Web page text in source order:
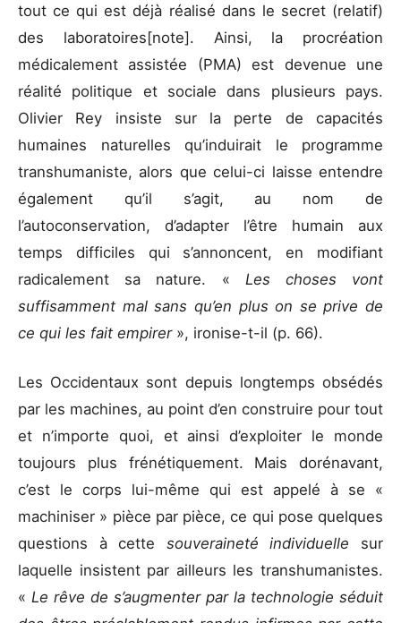
tout ce qui est déjà réalisé dans le secret (relatif)
des laboratoires[note]. Ainsi, la procréation
médicalement assistée (PMA) est devenue une
réalité politique et sociale dans plusieurs pays.
Olivier Rey insiste sur la perte de capacités
humaines naturelles qu’induirait le programme
transhumaniste, alors que celui-ci laisse entendre
également qu’il s’agit, au nom de
l’autoconservation, d’adapter l’être humain aux
temps difficiles qui s’annoncent, en modifiant
radicalement sa nature. « Les choses vont
suffisamment mal sans qu’en plus on se prive de
ce qui les fait empirer », ironise-t-il (p. 66).
Les Occidentaux sont depuis longtemps obsédés
par les machines, au point d’en construire pour tout
et n’importe quoi, et ainsi d’exploiter le monde
toujours plus frénétiquement. Mais dorénavant,
c’est le corps lui-même qui est appelé à se «
machiniser » pièce par pièce, ce qui pose quelques
questions à cette souveraineté individuelle sur
laquelle insistent par ailleurs les transhumanistes.
« Le rêve de s’augmenter par la technologie séduit